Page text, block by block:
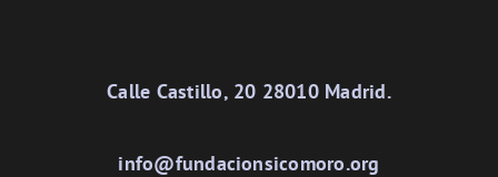
Calle Castillo, 20 28010 Madrid.
info@fundacionsicomoro.org